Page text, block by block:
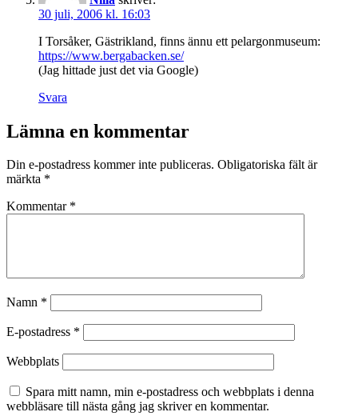
30 juli, 2006 kl. 16:03
I Torsåker, Gästrikland, finns ännu ett pelargonmuseum:
https://www.bergabacken.se/
(Jag hittade just det via Google)
Svara
Lämna en kommentar
Din e-postadress kommer inte publiceras. Obligatoriska fält är
märkta *
Kommentar *
Namn *
E-postadress *
Webbplats
Spara mitt namn, min e-postadress och webbplats i denna
webbläsare till nästa gång jag skriver en kommentar.